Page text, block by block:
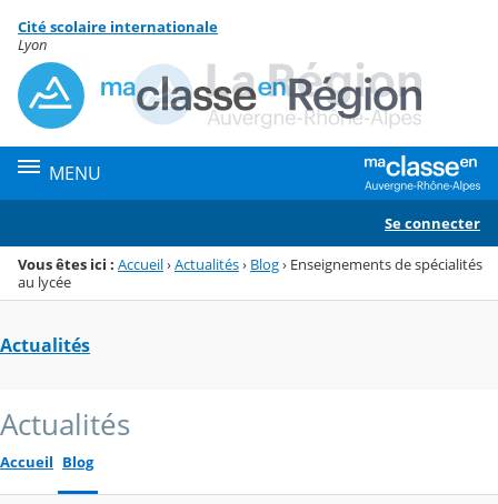
Menu de la rubrique
Contenu
Cité scolaire internationale
Lyon
MENU
Se connecter
Vous êtes ici : Accueil›Actualités› Blog› Enseignements de spécialités
au lycée
Actualités
Actualités
Accueil Blog